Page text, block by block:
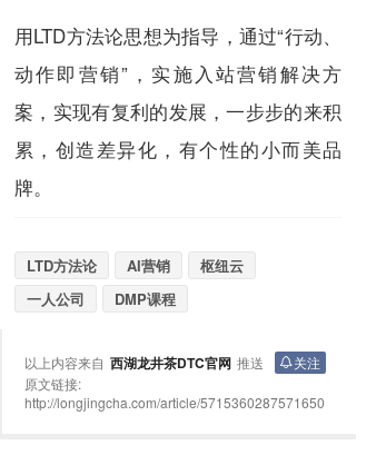
用LTD方法论思想为指导，通过“行动、
动作即营销”，实施入站营销解决方
案，实现有复利的发展，一步步的来积
累，创造差异化，有个性的小而美品
牌。
LTD方法论 AI营销
枢纽云
一人公司
DMP课程
以上内容来自 西湖龙井茶DTC官网 推送
关注
原文链接:
http://longjingcha.com/article/5715360287571650